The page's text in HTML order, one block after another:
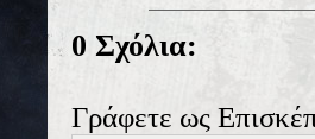
0 Σχόλια:
Γράφετε ως